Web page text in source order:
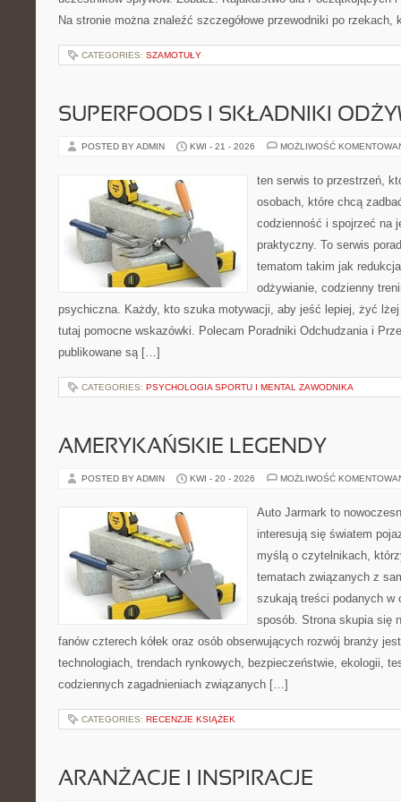
Na stronie można znaleźć szczegółowe przewodniki po
CATEGORIES: SZAMOTUŁY
SUPERFOODS I SKŁADNIKI
POSTED BY ADMIN KWI - 21 - 2026 MOŻLIWOŚĆ
ten serwis to przestrzeń,
osobach, które chcą
codzienność i spojrzeć na
praktyczny. To serwis
tematom takim jak
odżywianie, codzienny
psychiczna. Każdy, kto szuka motywacji, aby jeść lepiej, żyć
tutaj pomocne wskazówki. Polecam Poradniki Odchudzania i
publikowane są […]
CATEGORIES: PSYCHOLOGIA SPORTU I MENTAL ZAWODNIKA
AMERYKAŃSKIE LEGENDY
POSTED BY ADMIN KWI - 20 - 2026 MOŻLIWOŚĆ
Auto Jarmark to
interesują się światem
myślą o czytelnikach,
tematach związanych z
szukają treści podanych w
sposób. Strona skupia się
fanów czterech kółek oraz osób obserwujących rozwój branży
technologiach, trendach rynkowych, bezpieczeństwie, ekologii,
codziennych zagadnieniach związanych […]
CATEGORIES: RECENZJE KSIĄŻEK
ARANŻACJE I INSPIRACJE